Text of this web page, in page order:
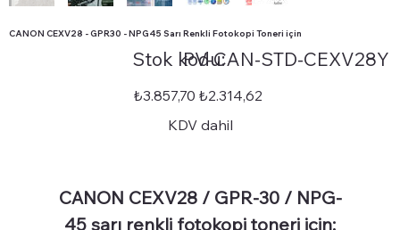
CANON CEXV28 - GPR30 - NPG45 Sarı Renkli Fotokopi Toneri için
Stok kodu:
kodu:
STD-
CEXV28Y
PV-CAN-STD-CEXV28Y
Orijinal
fiyat
₺3.857,70 İndirimli
fiyat
₺2.314,62
KDV dahil
CANON CEXV28 / GPR-30 / NPG-
45 sarı renkli fotokopi toneri için;